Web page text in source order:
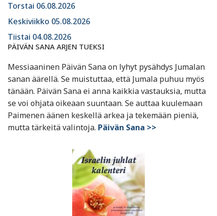
Torstai 06.08.2026
Keskiviikko 05.08.2026
Tiistai 04.08.2026
PÄIVÄN SANA ARJEN TUEKSI
Messiaaninen Päivän Sana on lyhyt pysähdys Jumalan
sanan äärellä. Se muistuttaa, että Jumala puhuu myös
tänään. Päivän Sana ei anna kaikkia vastauksia, mutta
se voi ohjata oikeaan suuntaan. Se auttaa kuulemaan
Paimenen äänen keskellä arkea ja tekemään pieniä,
mutta tärkeitä valintoja. Päivän Sana >>